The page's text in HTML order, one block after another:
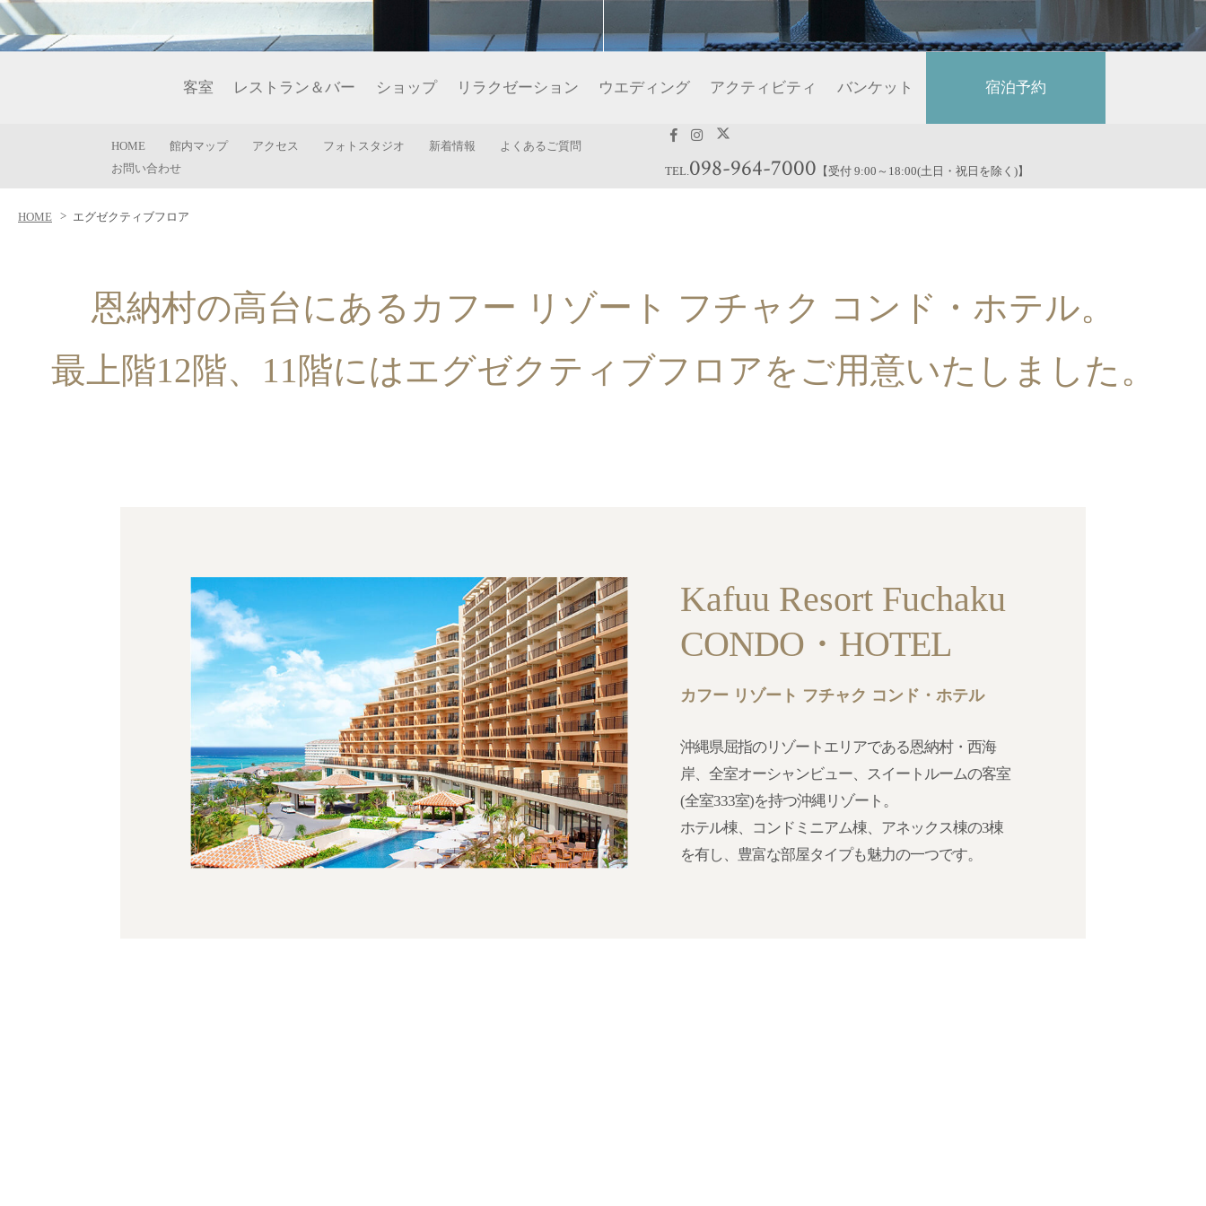
客室 レストラン＆バー ショップ リラクゼーション ウエディング アクティビティ バンケット 宿泊予約
HOME 館内マップ アクセス フォトスタジオ 新着情報
よくあるご質問
お問い合わせ
TEL.098-964-7000 【受付 9:00～18:00(土日・祝日を除く)】
HOME エグゼクティブフロア
恩納村の高台にある カフー リゾート フチャク コンド・ホテル。
最上階12階、11階にはエグゼクティブフロアをご用意いたしました。
Kafuu Resort Fuchaku
CONDO・HOTEL
カフー リゾート フチャク コンド・ホテル
沖縄県屈指のリゾートエリアである恩納村・西海
岸、全室オーシャンビュー、スイートルームの客室
(全室333室)を持つ沖縄リゾート。
ホテル棟、コンドミニアム棟、アネックス棟の3棟
を有し、豊富な部屋タイプも魅力の一つです。